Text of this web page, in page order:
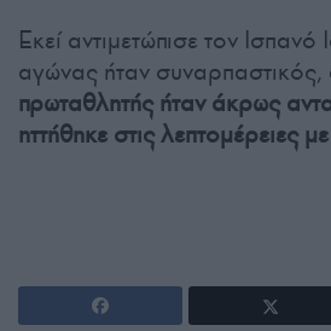
Εκεί αντιμετώπισε τον Ισπανό
αγώνας ήταν
πρωταθλητής ήταν άκρως
ηττήθηκε στις λεπτομέρειες